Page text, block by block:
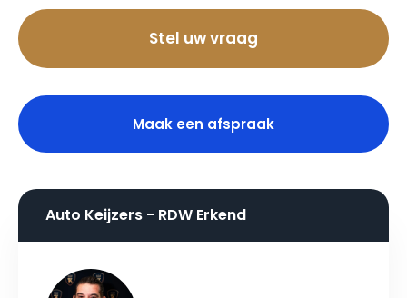
Stel uw vraag
Maak een afspraak
Auto Keijzers - RDW Erkend